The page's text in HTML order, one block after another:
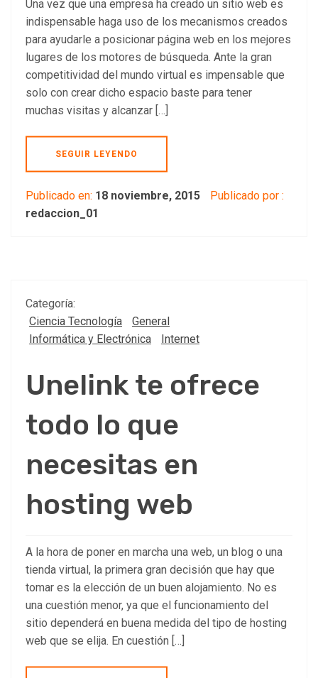
Una vez que una empresa ha creado un sitio web es
indispensable haga uso de los mecanismos creados
para ayudarle a posicionar página web en los mejores
lugares de los motores de búsqueda. Ante la gran
competitividad del mundo virtual es impensable que
solo con crear dicho espacio baste para tener
muchas visitas y alcanzar […]
SEGUIR LEYENDO
Publicado en: 18 noviembre, 2015
Publicado por :
redaccion_01
Categoría:
Ciencia Tecnología
General
Informática y Electrónica
Internet
Unelink te ofrece
todo lo que
necesitas en
hosting web
A la hora de poner en marcha una web, un blog o una
tienda virtual, la primera gran decisión que hay que
tomar es la elección de un buen alojamiento. No es
una cuestión menor, ya que el funcionamiento del
sitio dependerá en buena medida del tipo de hosting
web que se elija. En cuestión […]